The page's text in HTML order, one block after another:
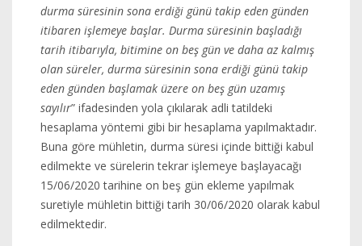
durma süresinin sona erdiği günü takip eden günden
itibaren işlemeye başlar. Durma süresinin başladığı
tarih itibarıyla, bitimine on beş gün ve daha az kalmış
olan süreler, durma süresinin sona erdiği günü takip
eden günden başlamak üzere on beş gün uzamış
sayılır” ifadesinden yola çıkılarak adli tatildeki
hesaplama yöntemi gibi bir hesaplama yapılmaktadır.
Buna göre mühletin, durma süresi içinde bittiği kabul
edilmekte ve sürelerin tekrar işlemeye başlayacağı
15/06/2020 tarihine on beş gün ekleme yapılmak
suretiyle mühletin bittiği tarih 30/06/2020 olarak kabul
edilmektedir.